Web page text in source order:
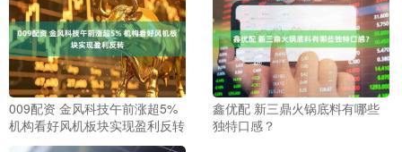
009配资 金风科技午前涨超5%
机构看好风机板块实现盈利反转
鑫优配 新三鼎火锅底料有哪些
独特口感？